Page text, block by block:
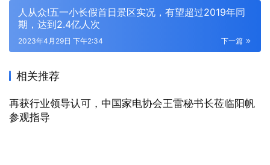
人从众!五一小长假首日景区实况，有望超过2019年同
期，达到2.4亿人次
下一篇
2023年4月29日 下午2:34
相关推荐
再获行业领导认可，中国家电协会王雷秘书长莅临阳帆
参观指导